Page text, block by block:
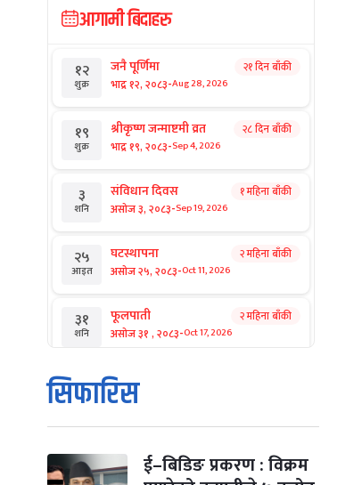
आगामी बिदाहरु
१२
शुक्र
जनै पूर्णिमा
भाद्र १२, २०८३-Aug 28, 2026
२१ दिन बाँकी
१९
शुक्र
श्रीकृष्ण जन्माष्टमी व्रत
भाद्र १९, २०८३-Sep 4, 2026
२८ दिन बाँकी
३
शनि
संविधान दिवस
असोज ३, २०८३-Sep 19, 2026
१ महिना बाँकी
२५
आइत
घटस्थापना
असोज २५, २०८३-Oct 11, 2026
२ महिना बाँकी
३१
शनि
फूलपाती
असोज ३१ , २०८३-Oct 17, 2026
२ महिना बाँकी
१
आइत
कार्तिक सङ्क्रान्ति
कार्तिक १, २०८३
मंगल कार्तिक ३, २०८३-Oct 20, 2026
सिफारिस
ई–बिडिङ प्रकरण : विक्रम